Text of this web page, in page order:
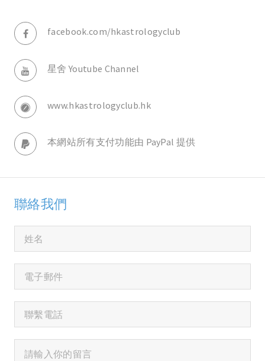
facebook.com/hkastrologyclub
星舍 Youtube Channel
www.hkastrologyclub.hk
本網站所有支付功能由 PayPal 提供
聯絡我們